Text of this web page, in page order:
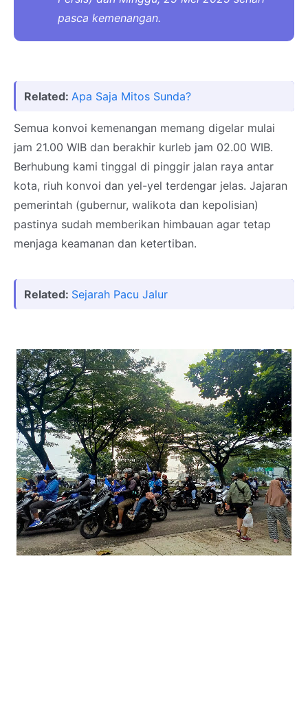
pasca kemenangan.
Related: Apa Saja Mitos Sunda?
Semua konvoi kemenangan memang digelar mulai
jam 21.00 WIB dan berakhir kurleb jam 02.00 WIB.
Berhubung kami tinggal di pinggir jalan raya antar
kota, riuh konvoi dan yel-yel terdengar jelas. Jajaran
pemerintah (gubernur, walikota dan kepolisian)
pastinya sudah memberikan himbauan agar tetap
menjaga keamanan dan ketertiban.
Related: Sejarah Pacu Jalur